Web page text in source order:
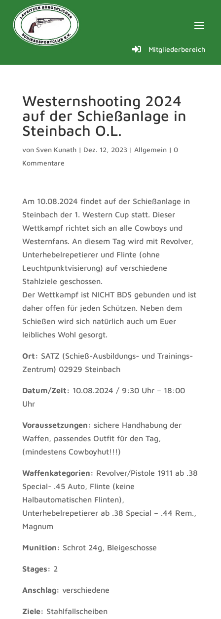
 Mitgliederbereich
Westernshooting 2024
auf der Schießanlage in
Steinbach O.L.
von Sven Kunath| Dez. 12, 2023 | Allgemein| 0
Kommentare
Am 10.08.2024 findet auf der Schießanlage in
Steinbach der 1. Western Cup statt. Dieser
Wettkampf richtet sich an alle Cowboys und
Westernfans. An diesem Tag wird mit Revolver,
Unterhebelrepetierer und Flinte (ohne
Leuchtpunktvisierung) auf verschiedene
Stahlziele geschossen.
Der Wettkampf ist NICHT BDS gebunden und ist
daher offen für jeden Schützen. Neben dem
Schießen wird sich natürlich auch um Euer
leibliches Wohl gesorgt.
Ort: SATZ (Schieß-Ausbildungs- und Trainings-
Zentrum) 02929 Steinbach
Datum/Zeit: 10.08.2024 / 9:30 Uhr – 18:00
Uhr
Voraussetzungen: sichere Handhabung der
Waffen, passendes Outfit für den Tag,
(mindestens Cowboyhut!!!)
Waffenkategorien: Revolver/Pistole 1911 ab .38
Special- .45 Auto, Flinte (keine
Halbautomatischen Flinten),
Unterhebelrepetierer ab .38 Special – .44 Rem.,
Magnum
Munition: Schrot 24g, Bleigeschosse
Stages: 2
Anschlag: verschiedene
Ziele: Stahlfallscheiben